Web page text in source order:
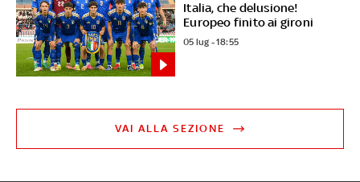
Italia, che delusione!
Europeo finito ai gironi
05 lug - 18:55
VAI ALLA SEZIONE